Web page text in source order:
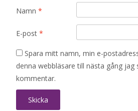
Namn *
E-post *
Spara mitt namn, min e-
denna webbläsare till nästa gång jag
kommentar.